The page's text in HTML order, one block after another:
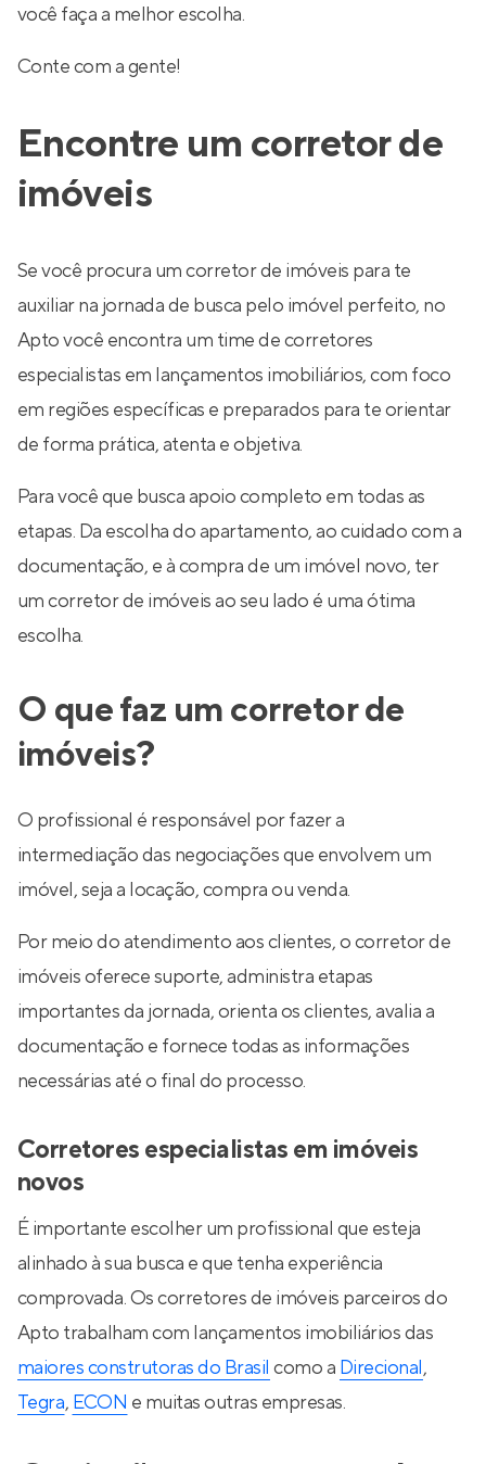
você faça a melhor escolha.
Conte com a gente!
Encontre um corretor de
imóveis
Se você procura um corretor de imóveis para te
auxiliar na jornada de busca pelo imóvel perfeito, no
Apto você encontra um time de corretores
especialistas em lançamentos imobiliários, com foco
em regiões específicas e preparados para te orientar
de forma prática, atenta e objetiva.
Para você que busca apoio completo em todas as
etapas. Da escolha do apartamento, ao cuidado com a
documentação, e à compra de um imóvel novo, ter
um corretor de imóveis ao seu lado é uma ótima
escolha.
O que faz um corretor de
imóveis?
O profissional é responsável por fazer a
intermediação das negociações que envolvem um
imóvel, seja a locação, compra ou venda.
Por meio do atendimento aos clientes, o corretor de
imóveis oferece suporte, administra etapas
importantes da jornada, orienta os clientes, avalia a
documentação e fornece todas as informações
necessárias até o final do processo.
Corretores especialistas em imóveis
novos
É importante escolher um profissional que esteja
alinhado à sua busca e que tenha experiência
comprovada. Os corretores de imóveis parceiros do
Apto trabalham com lançamentos imobiliários das
maiores construtoras do Brasil como a Direcional,
Tegra, ECON e muitas outras empresas.